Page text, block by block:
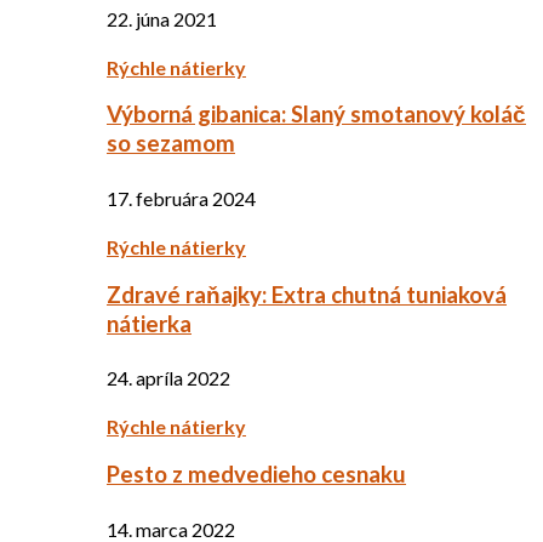
22. júna 2021
Rýchle nátierky
Výborná gibanica: Slaný smotanový koláč
so sezamom
17. februára 2024
Rýchle nátierky
Zdravé raňajky: Extra chutná tuniaková
nátierka
24. apríla 2022
Rýchle nátierky
Pesto z medvedieho cesnaku
14. marca 2022